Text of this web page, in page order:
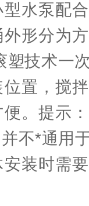
水泵配
形分为
塑技术一
置，搅
。提示
不*通用
装时需